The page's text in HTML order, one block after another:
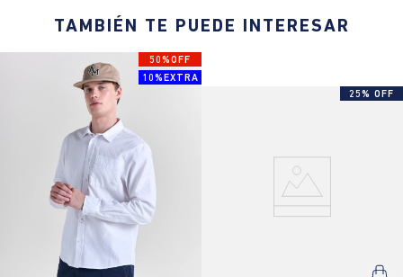
TAMBIÉN TE PUEDE INTERESAR
50%OFF
10%EXTRA
25% OFF